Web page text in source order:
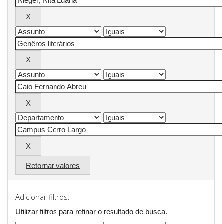
Retornar valores
Adicionar filtros:
Utilizar filtros para refinar o resultado de busca.